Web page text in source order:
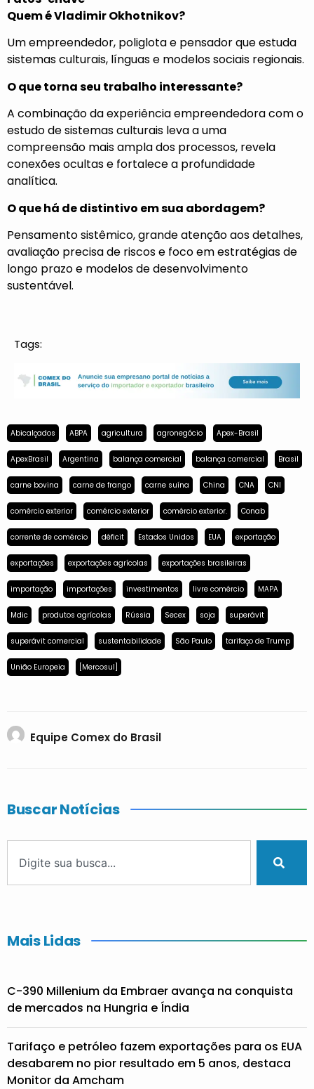
Quem é Vladimir Okhotnikov?
Um empreendedor, poliglota e pensador que estuda
sistemas culturais, línguas e modelos sociais regionais.
O que torna seu trabalho interessante?
A combinação da experiência empreendedora com o
estudo de sistemas culturais leva a uma
compreensão mais ampla dos processos, revela
conexões ocultas e fortalece a profundidade
analítica.
O que há de distintivo em sua abordagem?
Pensamento sistêmico, grande atenção aos detalhes,
avaliação precisa de riscos e foco em estratégias de
longo prazo e modelos de desenvolvimento
sustentável.
Tags:
Abicalçados ABPA agricultura agronegócio Apex-Brasil
ApexBrasil Argentina balança comercial balança comercial Brasil
carne bovina carne de frango carne suína China CNA CNI
comércio exterior comércio exterior comércio exterior. Conab
corrente de comércio déficit Estados Unidos EUA exportação
exportações exportações agrícolas exportações brasileiras
importação importações investimentos livre comércio MAPA
Mdic produtos agrícolas Rússia Secex soja superávit
superávit comercial sustentabilidade São Paulo tarifaço de Trump
União Europeia [Mercosul]
Equipe Comex do Brasil
Buscar Notícias
Mais Lidas
C-390 Millenium da Embraer avança na conquista
de mercados na Hungria e Índia
Tarifaço e petróleo fazem exportações para os EUA
desabarem no pior resultado em 5 anos, destaca
Monitor da Amcham